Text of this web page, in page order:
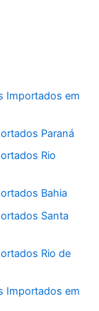
Importados em
Paraná
Rio
Bahia
Santa
Rio de
Importados em